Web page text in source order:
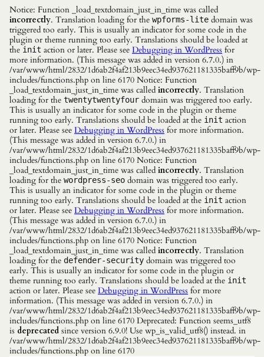
Notice: Function _load_textdomain_just_in_time was called
incorrectly. Translation loading for the wpforms-lite domain was
triggered too early. This is usually an indicator for some code in the
plugin or theme running too early. Translations should be loaded at
the init action or later. Please see Debugging in WordPress for
more information. (This message was added in version 6.7.0.) in
/var/www/html/2832/1d6ab2f4af213b9eec34ed937621181335baff9b/wp-
includes/functions.php on line 6170 Notice: Function
_load_textdomain_just_in_time was called incorrectly. Translation
loading for the twentytwentyfour domain was triggered too early.
This is usually an indicator for some code in the plugin or theme
running too early. Translations should be loaded at the init action
or later. Please see Debugging in WordPress for more information.
(This message was added in version 6.7.0.) in
/var/www/html/2832/1d6ab2f4af213b9eec34ed937621181335baff9b/wp-
includes/functions.php on line 6170 Notice: Function
_load_textdomain_just_in_time was called incorrectly. Translation
loading for the wordpress-seo domain was triggered too early.
This is usually an indicator for some code in the plugin or theme
running too early. Translations should be loaded at the init action
or later. Please see Debugging in WordPress for more information.
(This message was added in version 6.7.0.) in
/var/www/html/2832/1d6ab2f4af213b9eec34ed937621181335baff9b/wp-
includes/functions.php on line 6170 Notice: Function
_load_textdomain_just_in_time was called incorrectly. Translation
loading for the defender-security domain was triggered too
early. This is usually an indicator for some code in the plugin or
theme running too early. Translations should be loaded at the init
action or later. Please see Debugging in WordPress for more
information. (This message was added in version 6.7.0.) in
/var/www/html/2832/1d6ab2f4af213b9eec34ed937621181335baff9b/wp-
includes/functions.php on line 6170 Deprecated: Function seems_utf8
is deprecated since version 6.9.0! Use wp_is_valid_utf8() instead. in
/var/www/html/2832/1d6ab2f4af213b9eec34ed937621181335baff9b/wp-
includes/functions.php on line 6170